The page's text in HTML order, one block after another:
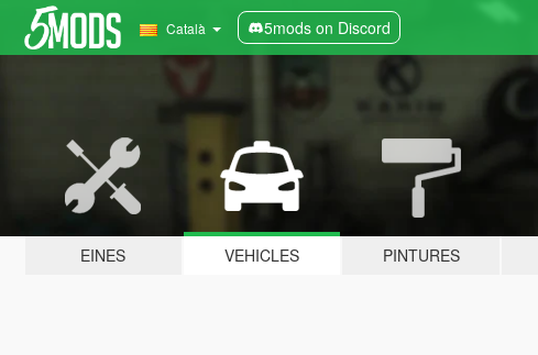
Català 5mods on Discord
EINES VEHICLES PINTURES